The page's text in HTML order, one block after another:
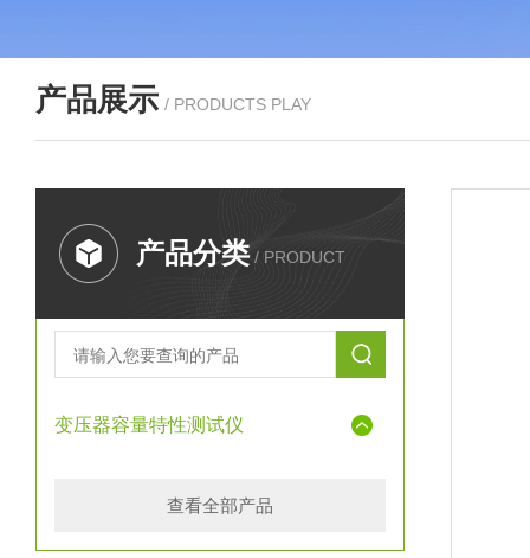
产品展示 / PRODUCTS PLAY
产品分类 / PRODUCT
变压器容量特性测试仪
查看全部产品